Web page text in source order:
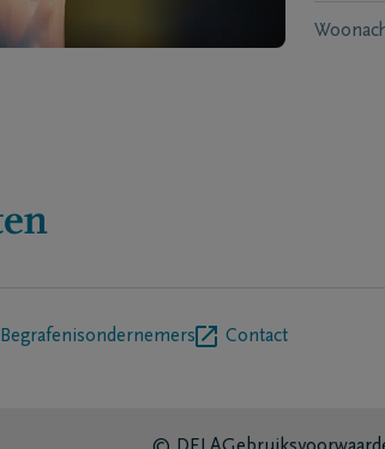
Begrafenisondernemers Contact